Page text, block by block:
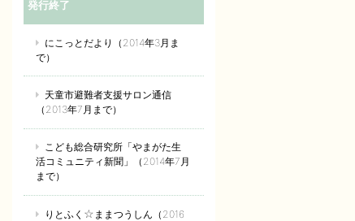
発行終了
にこっとだより（2014年3月ま
で）
天童市避難者支援サロン通信
（2013年7月まで）
こども総合研究所「やまがた生
活コミュニティ新聞」（2014年7月
まで）
りとふく☆ままつうしん（2016